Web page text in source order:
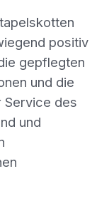
positiv
gepflegten
und die
Service des
und